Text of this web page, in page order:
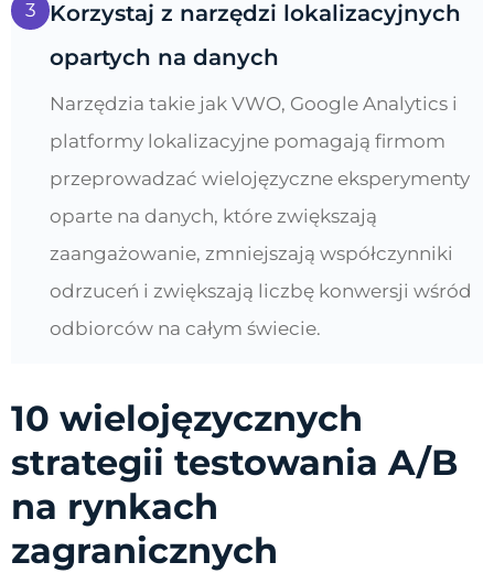
3
Korzystaj z narzędzi lokalizacyjnych
opartych na danych
Narzędzia takie jak VWO, Google Analytics i
platformy lokalizacyjne pomagają firmom
przeprowadzać wielojęzyczne eksperymenty
oparte na danych, które zwiększają
zaangażowanie, zmniejszają współczynniki
odrzuceń i zwiększają liczbę konwersji wśród
odbiorców na całym świecie.
10 wielojęzycznych
strategii testowania A/B
na rynkach
zagranicznych